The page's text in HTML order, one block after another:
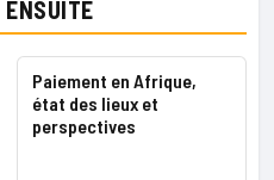
ENSUITE
Paiement en Afrique,
état des lieux et
perspectives